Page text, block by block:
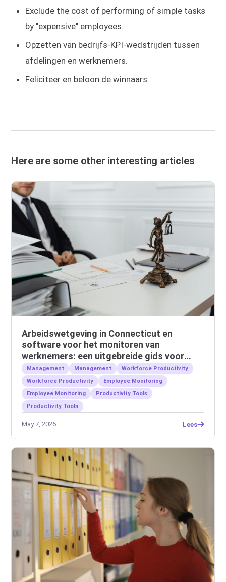
Exclude the cost of performing of simple tasks
by "expensive" employees.
Opzetten van bedrijfs-KPI-wedstrijden tussen
afdelingen en werknemers.
Feliciteer en beloon de winnaars.
Here are some other interesting articles
Arbeidswetgeving in Connecticut en
software voor het monitoren van
werknemers: een uitgebreide gids voor
werkgevers
Management Management
Workforce Productivity
Workforce Productivity
Employee Monitoring
Employee Monitoring
Productivity Tools
Productivity Tools
May 7, 2026 Lees